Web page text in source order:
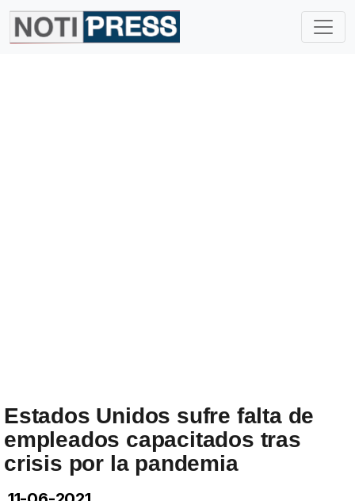
Estados Unidos sufre falta de
empleados capacitados tras
crisis por la pandemia